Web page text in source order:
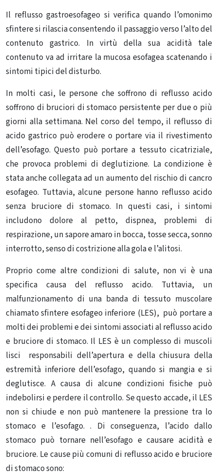
Il reflusso gastroesofageo si verifica quando l’omonimo
sfintere si rilascia consentendo il passaggio verso l’alto del
contenuto gastrico. In virtù della sua acidità tale
contenuto va ad irritare la mucosa esofagea scatenando i
sintomi tipici del disturbo.
In molti casi, le persone che soffrono di reflusso acido
soffrono di bruciori di stomaco persistente per due o più
giorni alla settimana. Nel corso del tempo, il reflusso di
acido gastrico può erodere o portare via il rivestimento
dell’esofago. Questo può portare a tessuto cicatriziale,
che provoca problemi di deglutizione. La condizione è
stata anche collegata ad un aumento del rischio di cancro
esofageo. Tuttavia, alcune persone hanno reflusso acido
senza bruciore di stomaco. In questi casi, i sintomi
includono dolore al petto, dispnea, problemi di
respirazione, un sapore amaro in bocca, tosse secca, sonno
interrotto, senso di costrizione alla gola e l’alitosi.
Proprio come altre condizioni di salute, non vi è una
specifica causa del reflusso acido. Tuttavia, un
malfunzionamento di una banda di tessuto muscolare
chiamato sfintere esofageo inferiore (LES), può portare a
molti dei problemi e dei sintomi associati al reflusso acido
e bruciore di stomaco. Il LES è un complesso di muscoli
lisci responsabili dell’apertura e della chiusura della
estremità inferiore dell’esofago, quando si mangia e si
deglutisce. A causa di alcune condizioni fisiche può
indebolirsi e perdere il controllo. Se questo accade, il LES
non si chiude e non può mantenere la pressione tra lo
stomaco e l’esofago. . Di conseguenza, l’acido dallo
stomaco può tornare nell’esofago e causare acidità e
bruciore. Le cause più comuni di reflusso acido e bruciore
di stomaco sono: